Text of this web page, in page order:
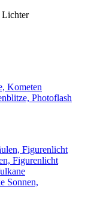
Lichter
Kometen
Photoflash
Figurenlicht
Sonnen,